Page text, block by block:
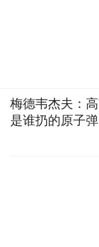
梅德韦杰夫：
是谁扔的原子